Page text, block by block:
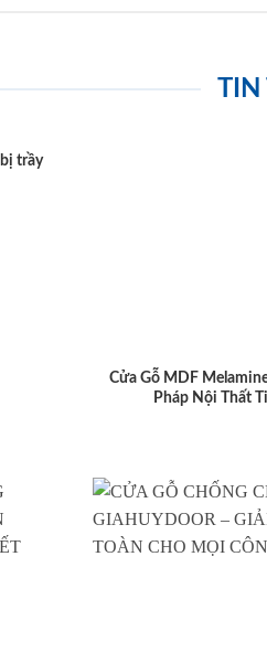
TIN
trầy
Cửa Gỗ MDF
Pháp Nội Thất